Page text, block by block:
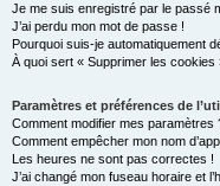
Je me suis enregistré par le passé
J’ai perdu mon mot de passe !
Pourquoi suis-je automatiquement
À quoi sert « Supprimer les cookies
Paramètres et préférences de
Comment modifier mes paramètres
Comment empêcher mon nom
Les heures ne sont pas correctes !
J’ai changé mon fuseau horaire et